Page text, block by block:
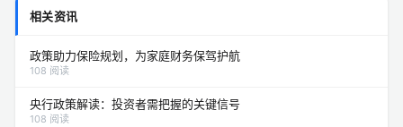
相关资讯
政策助力保险规划，为家庭财务保驾护航
108 阅读
央行政策解读：投资者需把握的关键信号
108 阅读